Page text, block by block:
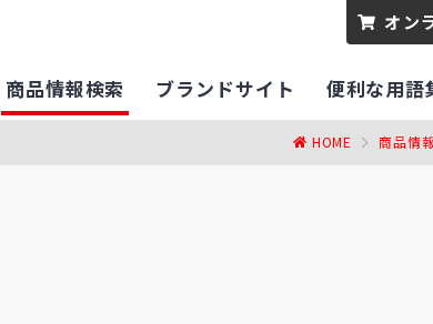
オン
商品情報検索 ブランドサイト 便利な用語
HOME 商品情